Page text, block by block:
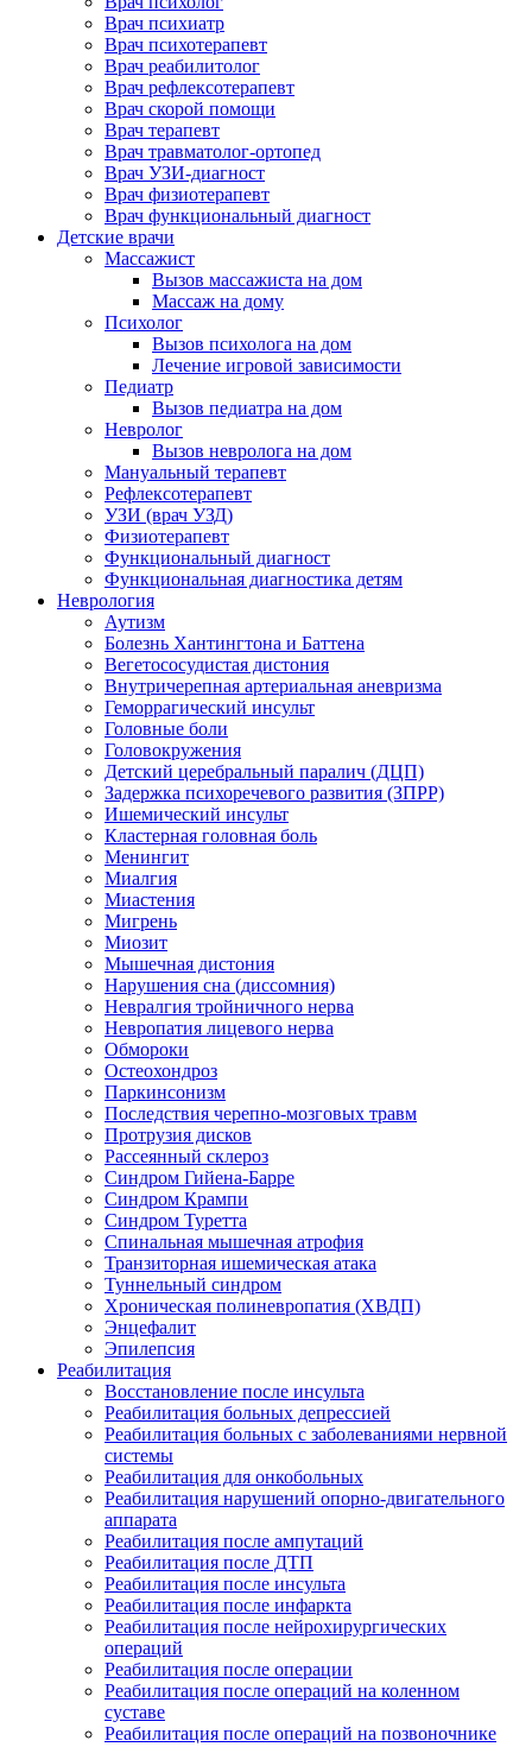
Врач психиатр
Врач психотерапевт
Врач реабилитолог
Врач рефлексотерапевт
Врач скорой помощи
Врач терапевт
Врач травматолог-ортопед
Врач УЗИ-диагност
Врач физиотерапевт
Врач функциональный диагност
Детские врачи
Массажист
Вызов массажиста на дом
Массаж на дому
Психолог
Вызов психолога на дом
Лечение игровой зависимости
Педиатр
Вызов педиатра на дом
Невролог
Вызов невролога на дом
Мануальный терапевт
Рефлексотерапевт
УЗИ (врач УЗД)
Физиотерапевт
Функциональный диагност
Функциональная диагностика детям
Неврология
Аутизм
Болезнь Хантингтона и Баттена
Вегетососудистая дистония
Внутричерепная артериальная аневризма
Геморрагический инсульт
Головные боли
Головокружения
Детский церебральный паралич (ДЦП)
Задержка психоречевого развития (ЗПРР)
Ишемический инсульт
Кластерная головная боль
Менингит
Миалгия
Миастения
Мигрень
Миозит
Мышечная дистония
Нарушения сна (диссомния)
Невралгия тройничного нерва
Невропатия лицевого нерва
Обмороки
Остеохондроз
Паркинсонизм
Последствия черепно-мозговых травм
Протрузия дисков
Рассеянный склероз
Синдром Гийена-Барре
Синдром Крампи
Синдром Туретта
Спинальная мышечная атрофия
Транзиторная ишемическая атака
Туннельный синдром
Хроническая полиневропатия (ХВДП)
Энцефалит
Эпилепсия
Реабилитация
Восстановление после инсульта
Реабилитация больных депрессией
Реабилитация больных с заболеваниями нервной
системы
Реабилитация для онкобольных
Реабилитация нарушений опорно-двигательного
аппарата
Реабилитация после ампутаций
Реабилитация после ДТП
Реабилитация после инсульта
Реабилитация после инфаркта
Реабилитация после нейрохирургических
операций
Реабилитация после операции
Реабилитация после операций на коленном
суставе
Реабилитация после операций на позвоночнике